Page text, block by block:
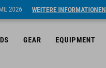
2026 WEITERE INFORMATIONEN
GEAR EQUIPMENT